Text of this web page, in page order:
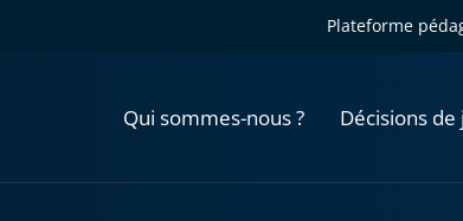
Plateforme
Qui sommes-nous ? Décisions de